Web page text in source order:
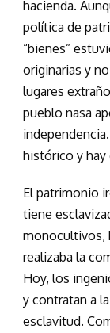
hacienda.
política de
“bienes”
originarias y
lugares
pueblo nasa
histórico y hay
El patrimonio
tiene
monocultivos,
realizaba la
Hoy, los
y contratan a
esclavitud.